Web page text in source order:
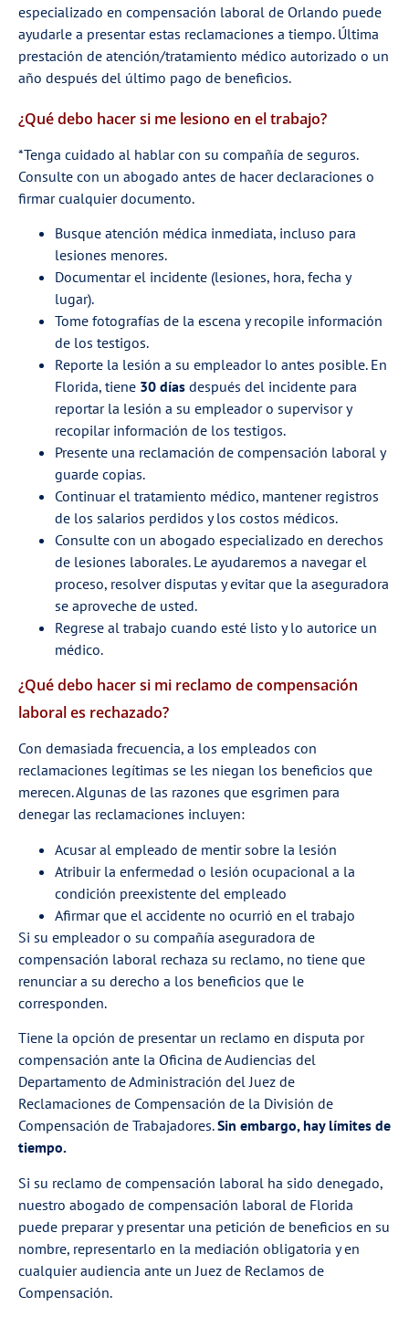
especializado en compensación laboral de Orlando puede
ayudarle a presentar estas reclamaciones a tiempo. Última
prestación de atención/tratamiento médico autorizado o un
año después del último pago de beneficios.
¿Qué debo hacer si me lesiono en el trabajo?
*Tenga cuidado al hablar con su compañía de seguros.
Consulte con un abogado antes de hacer declaraciones o
firmar cualquier documento.
Busque atención médica inmediata, incluso para
lesiones menores.
Documentar el incidente (lesiones, hora, fecha y
lugar).
Tome fotografías de la escena y recopile información
de los testigos.
Reporte la lesión a su empleador lo antes posible. En
Florida, tiene 30 días después del incidente para
reportar la lesión a su empleador o supervisor y
recopilar información de los testigos.
Presente una reclamación de compensación laboral y
guarde copias.
Continuar el tratamiento médico, mantener registros
de los salarios perdidos y los costos médicos.
Consulte con un abogado especializado en derechos
de lesiones laborales. Le ayudaremos a navegar el
proceso, resolver disputas y evitar que la aseguradora
se aproveche de usted.
Regrese al trabajo cuando esté listo y lo autorice un
médico.
¿Qué debo hacer si mi reclamo de compensación
laboral es rechazado?
Con demasiada frecuencia, a los empleados con
reclamaciones legítimas se les niegan los beneficios que
merecen. Algunas de las razones que esgrimen para
denegar las reclamaciones incluyen:
Acusar al empleado de mentir sobre la lesión
Atribuir la enfermedad o lesión ocupacional a la
condición preexistente del empleado
Afirmar que el accidente no ocurrió en el trabajo
Si su empleador o su compañía aseguradora de
compensación laboral rechaza su reclamo, no tiene que
renunciar a su derecho a los beneficios que le
corresponden.
Tiene la opción de presentar un reclamo en disputa por
compensación ante la Oficina de Audiencias del
Departamento de Administración del Juez de
Reclamaciones de Compensación de la División de
Compensación de Trabajadores.Sin embargo, hay límites de
tiempo.
Si su reclamo de compensación laboral ha sido denegado,
nuestro abogado de compensación laboral de Florida
puede preparar y presentar una petición de beneficios en su
nombre, representarlo en la mediación obligatoria y en
cualquier audiencia ante un Juez de Reclamos de
Compensación.